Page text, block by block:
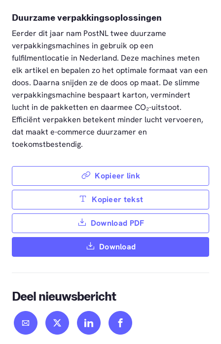
Duurzame verpakkingsoplossingen
Eerder dit jaar nam PostNL twee duurzame
verpakkingsmachines in gebruik op een
fulfilmentlocatie in Nederland. Deze machines meten
elk artikel en bepalen zo het optimale formaat van een
doos. Daarna snijden ze de doos op maat. De slimme
verpakkingsmachine bespaart karton, vermindert
lucht in de pakketten en daarmee CO₂-uitstoot.
Efficiënt verpakken betekent minder lucht vervoeren,
dat maakt e-commerce duurzamer en
toekomstbestendig.
Kopieer link
Kopieer tekst
Download PDF
Download
Deel nieuwsbericht